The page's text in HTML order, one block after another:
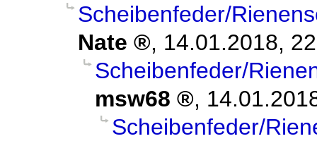
Scheibenfeder/
Nate
, 14.01.2018,
Scheibenfeder/
msw68
,
Scheibenfeder/